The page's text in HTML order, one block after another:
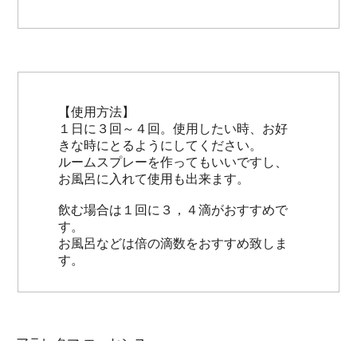
【使用方法】
１日に３回～４回。使用したい時、お好
きな時にとるようにしてください。
ルームスプレーを作ってもいいですし、
お風呂に入れて使用も出来ます。
飲む場合は１回に３，４滴がおすすめで
す。
お風呂などは倍の滴数をおすすめ致しま
す。